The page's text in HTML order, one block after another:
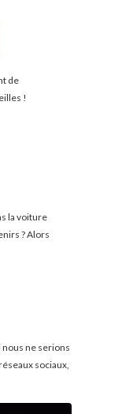
de
!
la voiture
? Alors
nous ne serions
sociaux,